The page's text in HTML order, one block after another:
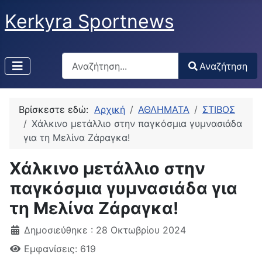
Kerkyra Sportnews
Αναζήτηση
Type 2 or more characters for results.
Αναζήτηση
Βρίσκεστε εδώ: Αρχική ΑΘΛΗΜΑΤΑ
ΣΤΙΒΟΣ
Χάλκινο μετάλλιο στην παγκόσμια γυμνασιάδα
για τη Μελίνα Ζάραγκα!
Χάλκινο μετάλλιο στην
παγκόσμια γυμνασιάδα για
τη Μελίνα Ζάραγκα!
Δημοσιεύθηκε : 28 Οκτωβρίου 2024
Εμφανίσεις: 619